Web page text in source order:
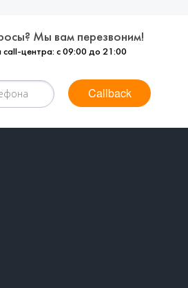
Мы вам перезвоним!
call-центра: с 09:00 до 21:00
Callback